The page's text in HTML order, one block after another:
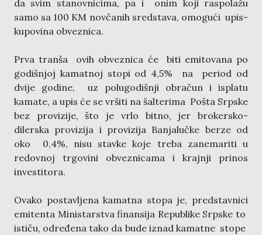
da svim stanovnicima, pa i onim koji raspolažu
samo sa 100 KM novčanih sredstava, omogući upis-
kupovina obveznica.
Prva tranša ovih obveznica će biti emitovana po
godišnjoj kamatnoj stopi od 4,5% na period od
dvije godine, uz polugodišnji obračun i isplatu
kamate, a upis će se vršiti na šalterima Pošta Srpske
bez provizije, što je vrlo bitno, jer brokersko-
dilerska provizija i provizija Banjalučke berze od
oko 0,4%, nisu stavke koje treba zanemariti u
redovnoj trgovini obveznicama i krajnji prinos
investitora.
Ovako postavljena kamatna stopa je, predstavnici
emitenta Ministarstva finansija Republike Srpske to
ističu, određena tako da bude iznad kamatne stope